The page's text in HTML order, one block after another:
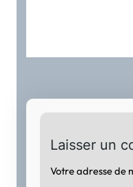
Laisser un
Votre adresse de